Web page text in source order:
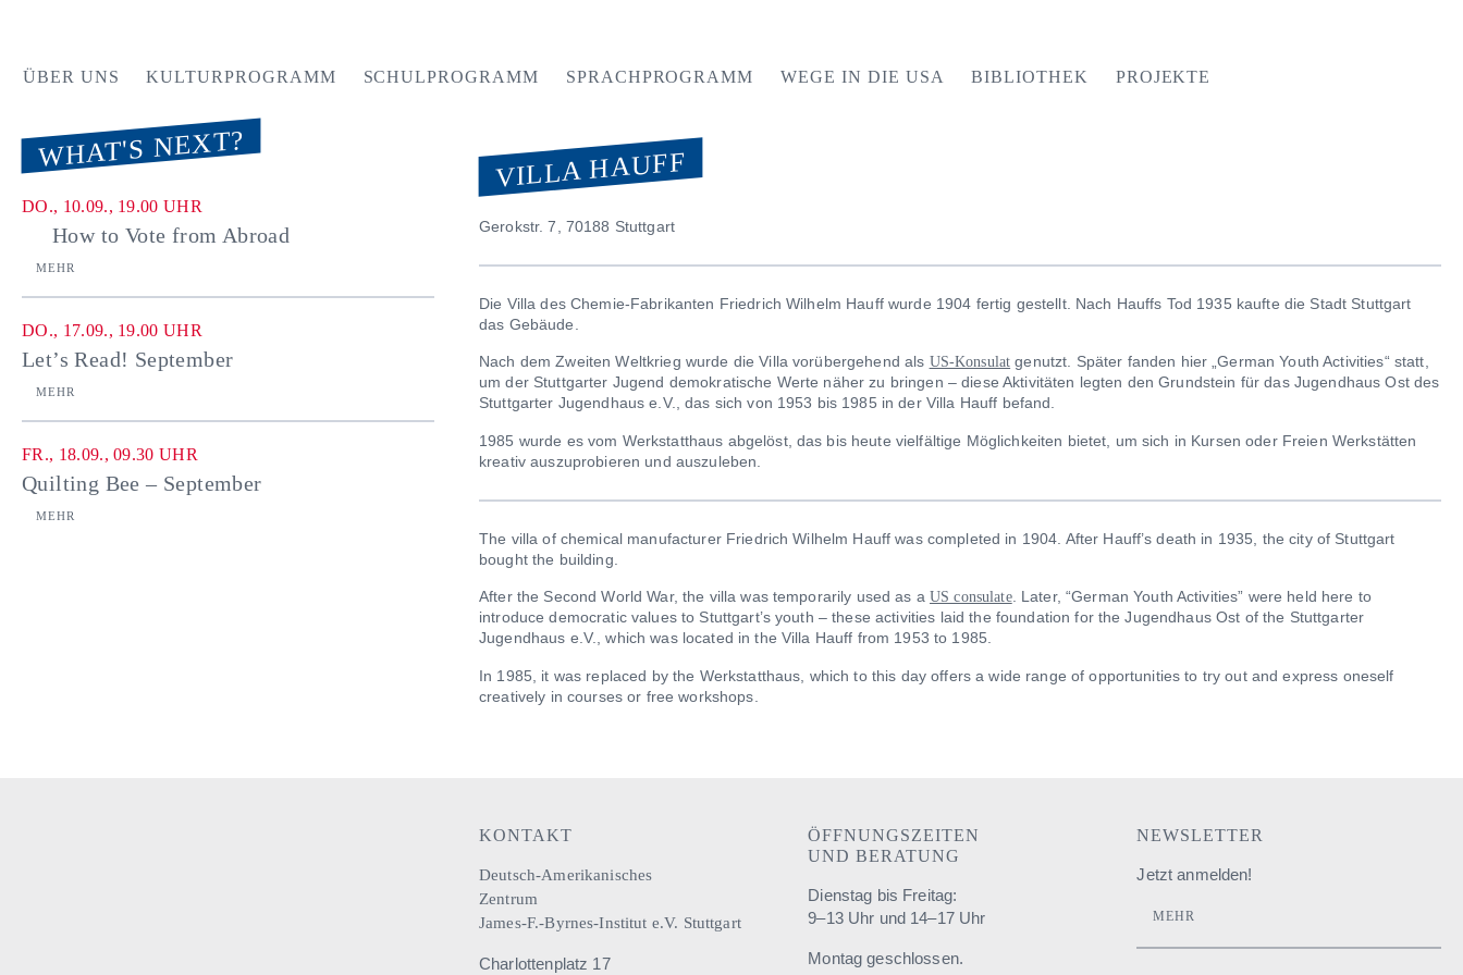
ÜBER UNS KULTURPROGRAMM SCHULPROGRAMM SPRACHPROGRAMM WEGE IN DIE USA BIBLIOTHEK PROJEKTE
VILLA HAUFF
Gerokstr. 7, 70188 Stuttgart
Die Villa des Chemie-Fabrikanten Friedrich Wilhelm Hauff wurde 1904 fertig gestellt. Nach Hauffs Tod 1935 kaufte die Stadt Stuttgart
das Gebäude.
Nach dem Zweiten Weltkrieg wurde die Villa vorübergehend als US-Konsulat genutzt. Später fanden hier „German Youth Activities“ statt,
um der Stuttgarter Jugend demokratische Werte näher zu bringen – diese Aktivitäten legten den Grundstein für das Jugendhaus Ost des
Stuttgarter Jugendhaus e.V., das sich von 1953 bis 1985 in der Villa Hauff befand.
1985 wurde es vom Werkstatthaus abgelöst, das bis heute vielfältige Möglichkeiten bietet, um sich in Kursen oder Freien Werkstätten
kreativ auszuprobieren und auszuleben.
The villa of chemical manufacturer Friedrich Wilhelm Hauff was completed in 1904. After Hauff’s death in 1935, the city of Stuttgart
bought the building.
After the Second World War, the villa was temporarily used as aUS consulate. Later, “German Youth Activities” were held here to
introduce democratic values to Stuttgart’s youth – these activities laid the foundation for the Jugendhaus Ost of the Stuttgarter
Jugendhaus e.V., which was located in the Villa Hauff from 1953 to 1985.
In 1985, it was replaced by the Werkstatthaus, which to this day offers a wide range of opportunities to try out and express oneself
creatively in courses or free workshops.
WHAT'S NEXT?
DO., 10.09., 19.00 UHR
How to Vote from Abroad
MEHR
DO., 17.09., 19.00 UHR
Let’s Read! September
MEHR
FR., 18.09., 09.30 UHR
Quilting Bee – September
MEHR
KONTAKT
Deutsch-Amerikanisches
Zentrum
James-F.-Byrnes-Institut e.V. Stuttgart
Charlottenplatz 17
ÖFFNUNGSZEITEN
UND BERATUNG
Dienstag bis Freitag:
9–13 Uhr und 14–17 Uhr
Montag geschlossen.
NEWSLETTER
Jetzt anmelden!
MEHR